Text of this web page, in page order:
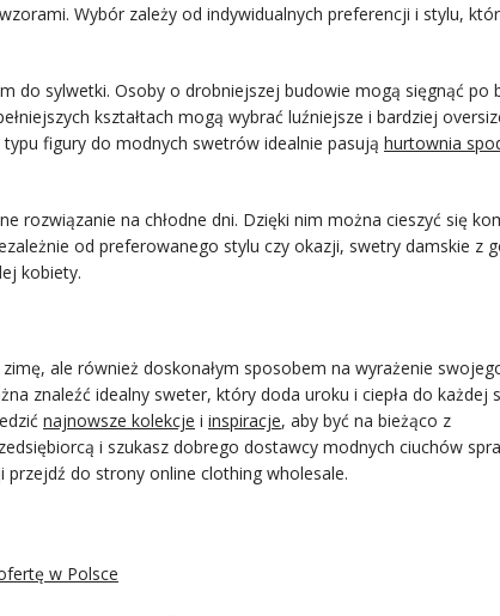
Wybór zależy od indywidualnych preferencji i stylu,
do sylwetki. Osoby o drobniejszej budowie mogą sięgnąć po
kształtach mogą wybrać luźniejsze i bardziej
figury do modnych swetrów idealnie pasują hurtownia
rozwiązanie na chłodne dni. Dzięki nim można cieszyć się
od preferowanego stylu czy okazji, swetry damskie z
kobiety.
ale również doskonałym sposobem na wyrażenie
znaleźć idealny sweter, który doda uroku i ciepła do każdej
najnowsze kolekcje i inspiracje, aby być na bieżąco z
i szukasz dobrego dostawcy modnych ciuchów
do strony online clothing wholesale.
w Polsce